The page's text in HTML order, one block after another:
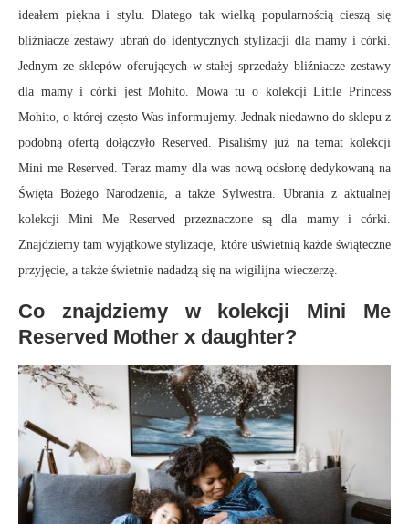
ideałem piękna i stylu. Dlatego tak wielką popularnością cieszą się
bliźniacze zestawy ubrań do identycznych stylizacji dla mamy i córki.
Jednym ze sklepów oferujących w stałej sprzedaży bliźniacze zestawy
dla mamy i córki jest Mohito. Mowa tu o kolekcji Little Princess
Mohito, o której często Was informujemy. Jednak niedawno do sklepu z
podobną ofertą dołączyło Reserved. Pisaliśmy już na temat kolekcji
Mini me Reserved. Teraz mamy dla was nową odsłonę dedykowaną na
Święta Bożego Narodzenia, a także Sylwestra. Ubrania z aktualnej
kolekcji Mini Me Reserved przeznaczone są dla mamy i córki.
Znajdziemy tam wyjątkowe stylizacje, które uświetnią każde świąteczne
przyjęcie, a także świetnie nadadzą się na wigilijna wieczerzę.
Co znajdziemy w kolekcji Mini Me
Reserved Mother x daughter?